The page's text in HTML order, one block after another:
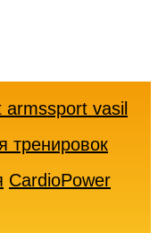
vasil
тренировок
CardioPower